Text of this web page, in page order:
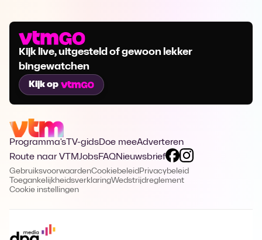
Kijk live, uitgesteld of gewoon lekker
bingewatchen
Kijk op
Programma's TV-gidsDoe meeAdverteren
Route naar VTMJobsFAQNieuwsbrief
GebruiksvoorwaardenCookiebeleid Privacybeleid
ToegankelijkheidsverklaringWedstrijdreglement
Cookie instellingen